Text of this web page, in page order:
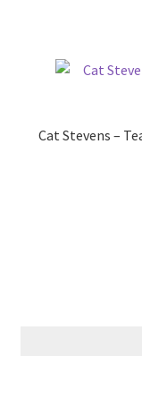
Cat Stevens –